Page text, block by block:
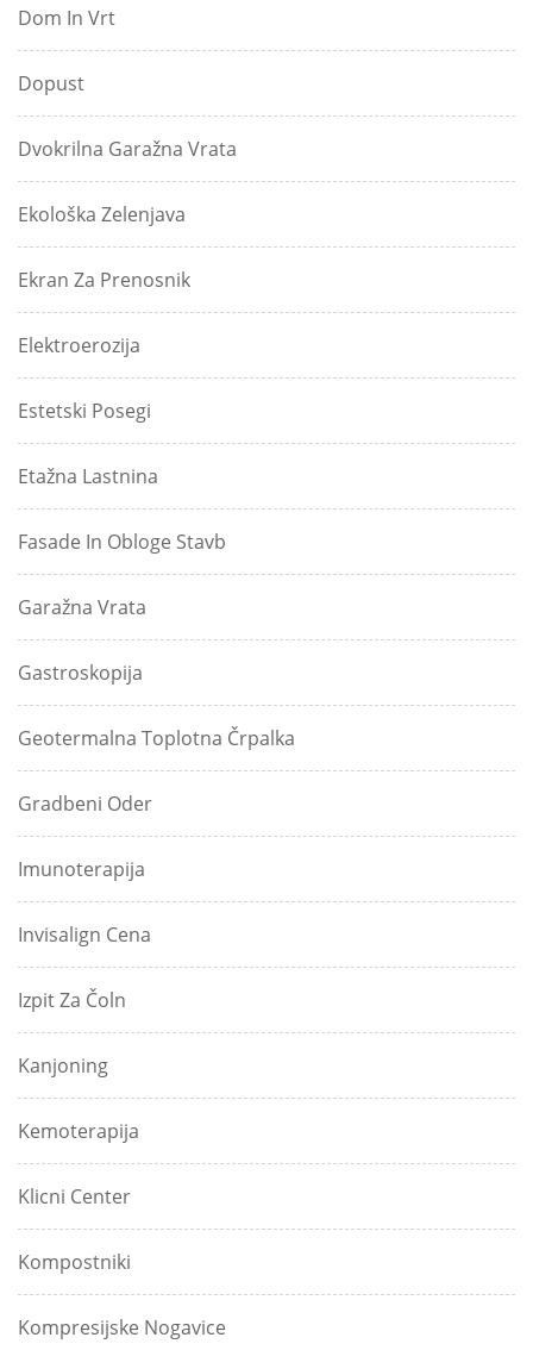
Dom In Vrt
Dopust
Dvokrilna Garažna Vrata
Ekološka Zelenjava
Ekran Za Prenosnik
Elektroerozija
Estetski Posegi
Etažna Lastnina
Fasade In Obloge Stavb
Garažna Vrata
Gastroskopija
Geotermalna Toplotna Črpalka
Gradbeni Oder
Imunoterapija
Invisalign Cena
Izpit Za Čoln
Kanjoning
Kemoterapija
Klicni Center
Kompostniki
Kompresijske Nogavice